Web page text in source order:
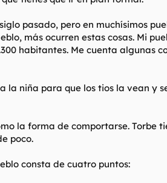
pasado, pero en muchísimos
más ocurren estas cosas. Mi
habitantes. Me cuenta algunas
la niña para que los tios la vean y
la forma de comportarse. Torbe
poco.
consta de cuatro puntos: